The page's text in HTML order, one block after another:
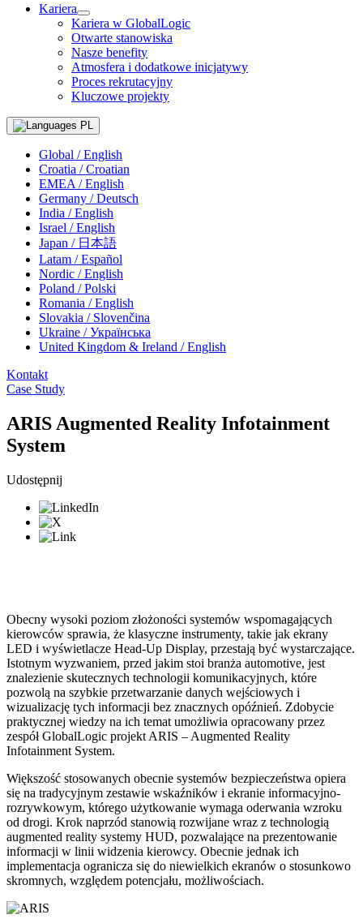
Kariera
Kariera w GlobalLogic
Otwarte stanowiska
Nasze benefity
Atmosfera i dodatkowe inicjatywy
Proces rekrutacyjny
Kluczowe projekty
PL
Global / English
Croatia / Croatian
EMEA / English
Germany / Deutsch
India / English
Israel / English
Japan / 日本語
Latam / Español
Nordic / English
Poland / Polski
Romania / English
Slovakia / Slovenčina
Ukraine / Українська
United Kingdom & Ireland / English
Kontakt
Case Study
ARIS Augmented Reality Infotainment
System
Udostępnij
Obecny wysoki poziom złożoności systemów wspomagających
kierowców sprawia, że klasyczne instrumenty, takie jak ekrany
LED i wyświetlacze Head-Up Display, przestają być wystarczające.
Istotnym wyzwaniem, przed jakim stoi branża automotive, jest
znalezienie skutecznych technologii komunikacyjnych, które
pozwolą na szybkie przetwarzanie danych wejściowych i
wizualizację tych informacji bez znacznych opóźnień. Zdobycie
praktycznej wiedzy na ich temat umożliwia opracowany przez
zespół GlobalLogic projekt ARIS – Augmented Reality
Infotainment System.
Większość stosowanych obecnie systemów bezpieczeństwa opiera
się na tradycyjnym zestawie wskaźników i ekranie informacyjno-
rozrywkowym, którego użytkowanie wymaga oderwania wzroku
od drogi. Krok naprzód stanowią rozwijane wraz z technologią
augmented reality systemy HUD, pozwalające na prezentowanie
informacji w linii widzenia kierowcy. Obecnie jednak ich
implementacja ogranicza się do niewielkich ekranów o stosunkowo
skromnych, względem potencjału, możliwościach.